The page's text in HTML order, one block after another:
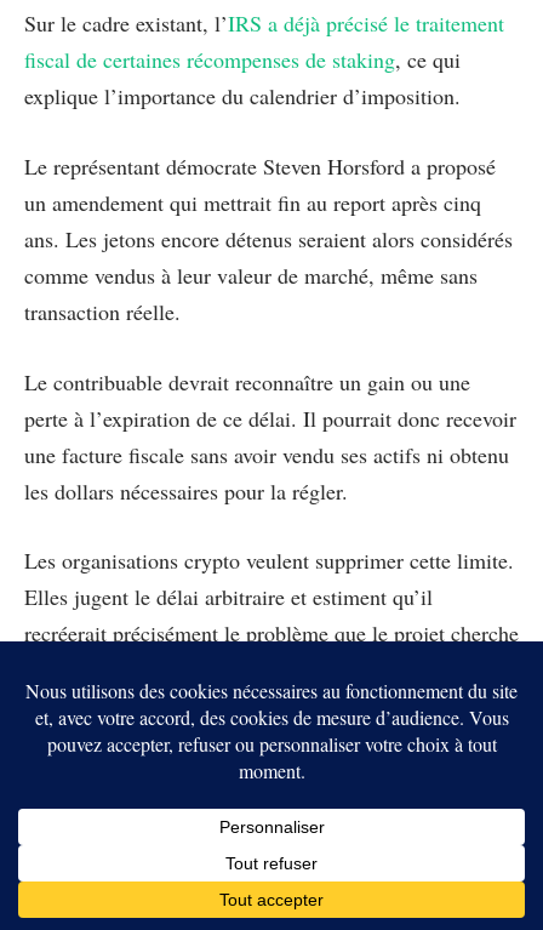
Sur le cadre existant, l’IRS a déjà précisé le traitement
fiscal de certaines récompenses de staking, ce qui
explique l’importance du calendrier d’imposition.
Le représentant démocrate Steven Horsford a proposé
un amendement qui mettrait fin au report après cinq
ans. Les jetons encore détenus seraient alors considérés
comme vendus à leur valeur de marché, même sans
transaction réelle.
Le contribuable devrait reconnaître un gain ou une
perte à l’expiration de ce délai. Il pourrait donc recevoir
une facture fiscale sans avoir vendu ses actifs ni obtenu
les dollars nécessaires pour la régler.
Les organisations crypto veulent supprimer cette limite.
Elles jugent le délai arbitraire et estiment qu’il
recréerait précisément le problème que le projet cherche
Elles invoquent aussi la complexité administrative. Les
contribuables devraient suivre pendant plusieurs années
la date, la valeur et le coût de chaque lot de
L’IRS devrait de son côté gérer des événements fiscaux